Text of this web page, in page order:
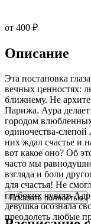
от 400 ₽
Описание
Эта постановка
вечных ценностях:
ближнему. Не
Парижа. Аура делает
городом
одиночества-
них ждал счастье и
вот какое оно? Об
часто мы
взгляда и боли
для счастья! Не
глубоких чувств
девушка осознала
преодолеть любые
Показать полностью